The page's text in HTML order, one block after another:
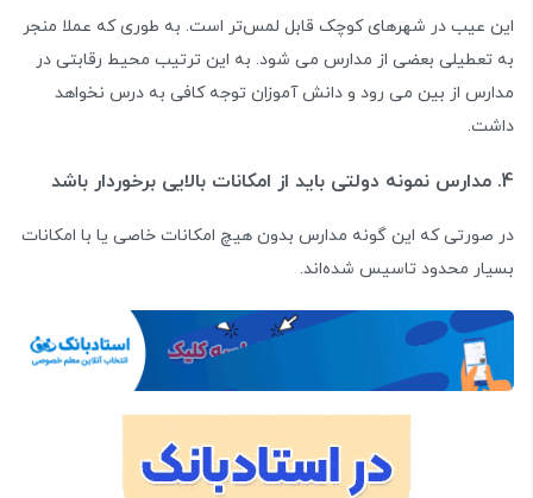
این عیب در شهرهای کوچک قابل لمس‌تر است. به طوری که عملا منجر
به تعطیلی بعضی از مدارس می شود. به این ترتیب محیط رقابتی در
مدارس از بین می رود و دانش آموزان توجه کافی به درس نخواهد
داشت.
4. مدارس نمونه دولتی باید از امکانات بالایی برخوردار باشد
در صورتی که این گونه مدارس بدون هیچ امکانات خاصی یا با امکانات
بسیار محدود تاسیس شده‌اند.